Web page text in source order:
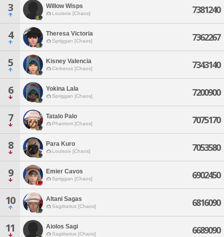
3 Willow Wisps
Louisoix [Chaos] 7381240
4 Theresa Victoria
Spriggan [Chaos] 7362267
5 Kisney Valencia
Cerberus [Chaos] 7343140
6 Yokina Lala
Spriggan [Chaos] 7200900
7 Tatalo Palo
Phantom [Chaos] 7075170
8 Para Kuro
Louisoix [Chaos] 7053580
9 Emier Cavos
Spriggan [Chaos] 6902450
10 Altani Sagas
Sagittarius [Chaos] 6816090
11 Aiolos Sagi
Sagittarius [Chaos] 6689090